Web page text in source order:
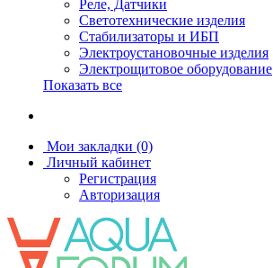
Реле, Датчики
Светотехнические изделия
Стабилизаторы и ИБП
Электроустановочные изделия
Электрощитовое оборудование
Показать все
Мои закладки (0)
Личный кабинет
Регистрация
Авторизация